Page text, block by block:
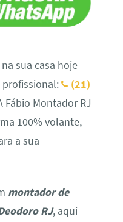
sua casa hoje
profissional:
(21)
Fábio Montador RJ
100% volante,
a sua
montador de
RJ, aqui